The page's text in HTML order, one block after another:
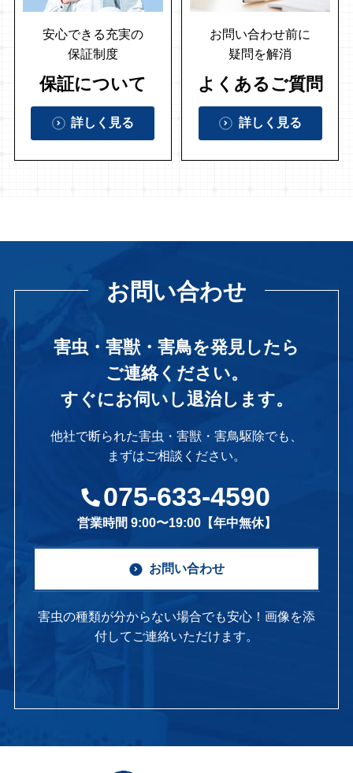
安心できる充実の
保証制度
保証について
詳しく見る
お問い合わせ前に
疑問を解消
よくあるご質問
詳しく見る
お問い合わせ
害虫・害獣・害鳥を発見したら
ご連絡ください。
すぐにお伺いし退治します。
他社で断られた害虫・害獣・害鳥駆除でも、
まずはご相談ください。
075-633-4590
営業時間 9:00〜19:00【年中無休】
お問い合わせ
害虫の種類が分からない場合でも安心！画像を添
付してご連絡いただけます。